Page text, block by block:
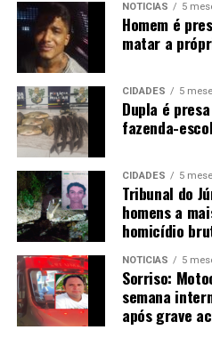
NOTÍCIAS 5
Homem é
matar a
CIDADES 5
Dupla é
fazenda-
CIDADES 5
Tribunal do
homens a
homicídio
NOTÍCIAS 5
Sorriso:
semana
após grave